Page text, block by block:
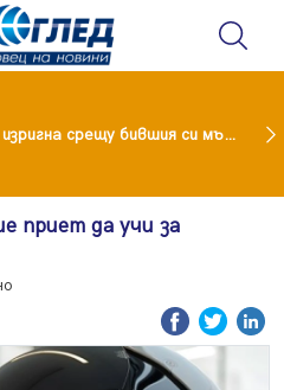
Глория изригна срещу бившия си мъж: Беше със 120-килограмова жена! Искаше бърза печалба...
приет да учи за